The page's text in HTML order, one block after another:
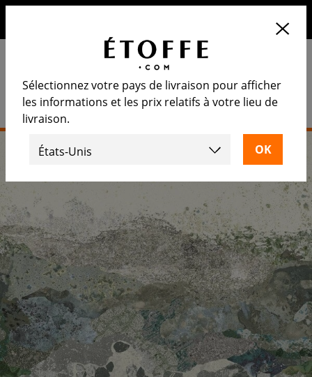
Sélectionnez votre pays de livraison pour afficher
les informations et les prix relatifs à votre lieu de
livraison.